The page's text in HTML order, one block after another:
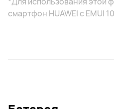
смартфон HUAWEI с EMUI